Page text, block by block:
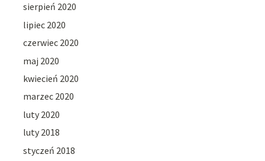
sierpień 2020
lipiec 2020
czerwiec 2020
maj 2020
kwiecień 2020
marzec 2020
luty 2020
luty 2018
styczeń 2018